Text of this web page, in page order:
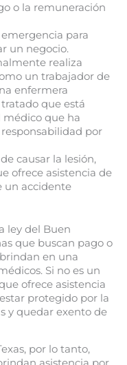
o la remuneración
para
un negocio.
realiza
un trabajador de
enfermera
que está
médico que ha
por
causar la lesión,
ofrece asistencia de
un accidente
ley del Buen
que buscan pago o
en una
Si no es un
ofrece asistencia
protegido por la
y quedar exento de
por lo tanto,